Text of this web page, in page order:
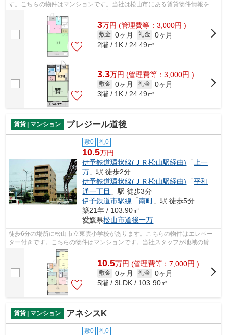
す。こちらの物件はマンションです。当社は松山市にある賃貸物件情報を豊
富に取り扱っております。地域に密着して...
3万円 (管理費等：3,000円 )
敷金 0ヶ月 礼金 0ヶ月
2階 / 1K / 24.49㎡
3.3万円 (管理費等：3,000円 )
敷金 0ヶ月 礼金 0ヶ月
3階 / 1K / 24.49㎡
賃貸 | マンション プレジール道後
敷0 礼0
10.5万円
伊予鉄道環状線(ＪＲ松山駅経由) 「 上一
万 」駅 徒歩2分
伊予鉄道環状線(ＪＲ松山駅経由) 「平和
通一丁目 」駅 徒歩3分
伊予鉄道市駅線 「南町 」駅 徒歩5分
築21年 / 103.90㎡
愛媛県松山市道後一万
徒歩6分の場所に松山市立東雲小学校があります。こちらの物件はエレベー
ター付きです。こちらの物件はマンションです。当社スタッフが地域の賃貸
情報をご提供いたします。お客様のこだ...
10.5万円 (管理費等：7,000円 )
敷金 0ヶ月 礼金 0ヶ月
5階 / 3LDK / 103.90㎡
賃貸 | マンション アネシスK
敷0 礼0